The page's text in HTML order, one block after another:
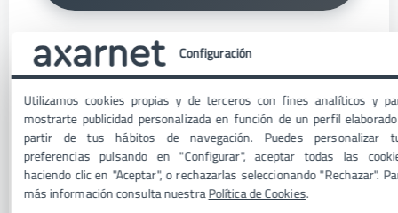
🌟 Todas 💚 Gratis
💰 Económicas 👑 Premium
🟢
Configuración
Utilizamos cookies propias y de terceros con fines analíticos y
mostrarte publicidad personalizada en función de un perfil
partir de tus hábitos de navegación. Puedes personalizar
preferencias pulsando en "Configurar", aceptar todas las
haciendo clic en "Aceptar", o rechazarlas seleccionando "Rechazar".
más información consulta nuestraPolítica de Cookies.